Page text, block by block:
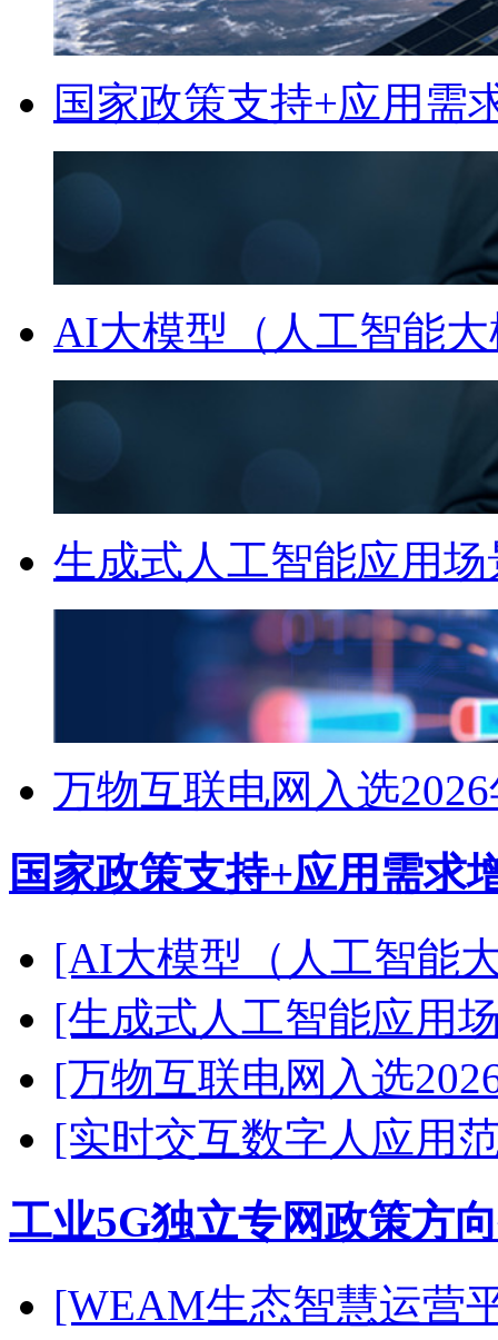
国家政策支持+应用需
AI大模型（人工智能
生成式人工智能应用
万物互联电网入选
国家政策支持+应用需求
[AI大模型（人工智能
[生成式人工智能应用
[万物互联电网入选
[实时交互数字人应用
工业5G独立专网政策方
[WEAM生态智慧运营